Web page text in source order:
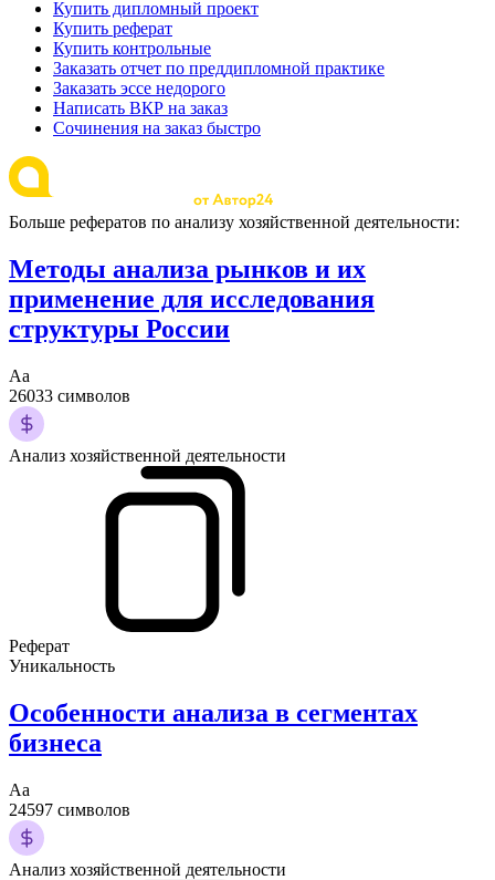
Купить дипломный проект
Купить реферат
Купить контрольные
Заказать отчет по преддипломной практике
Заказать эссе недорого
Написать ВКР на заказ
Сочинения на заказ быстро
Больше рефератов по анализу хозяйственной деятельности:
Методы анализа рынков и их
применение для исследования
структуры России
Аа
26033 символов
Анализ хозяйственной деятельности
Реферат
Уникальность
Особенности анализа в сегментах
бизнеса
Аа
24597 символов
Анализ хозяйственной деятельности